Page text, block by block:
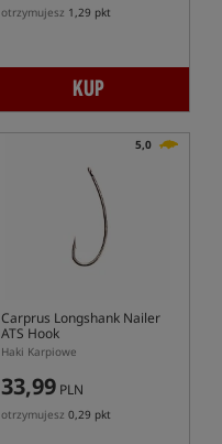
otrzymujesz 1,29 pkt
KUP
5,0
Carprus Longshank Nailer
ATS Hook
Haki Karpiowe
33,99 PLN
otrzymujesz 0,29 pkt